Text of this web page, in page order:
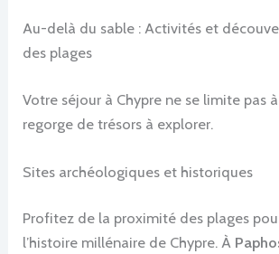
Au-delà du sable : Activités et
des plages
Votre séjour à Chypre ne se limite pas à
regorge de trésors à explorer.
Sites archéologiques et historiques
Profitez de la proximité des plages
l’histoire millénaire de Chypre. À